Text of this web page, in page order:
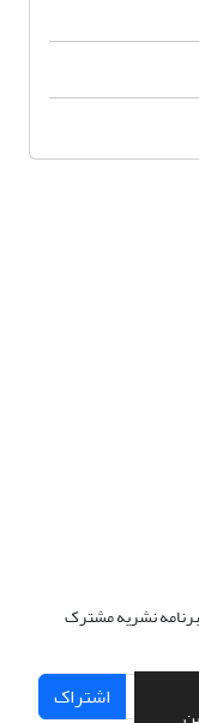
نشریه مشترک
اشتراک